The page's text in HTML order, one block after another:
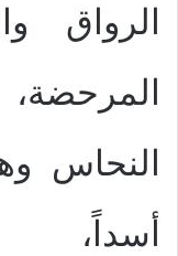
الرواق
النحاس
أسداً،